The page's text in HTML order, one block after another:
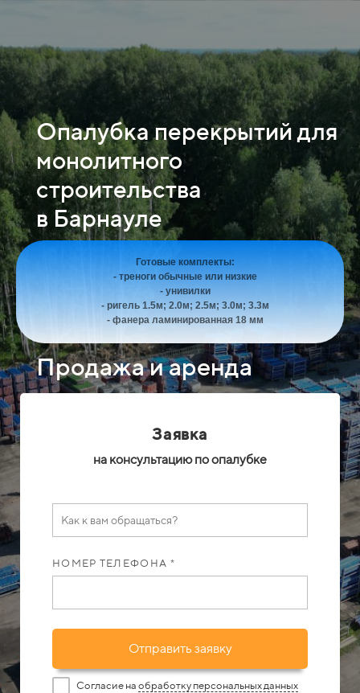
Опалубка перекрытий для
монолитного
строительства
в Барнауле
Готовые комплекты:
- треноги обычные или низкие
- унивилки
- ригель 1.5м; 2.0м; 2.5м; 3.0м; 3.3м
- фанера ламинированная 18 мм
Продажа и аренда
Заявка
на консультацию по опалубке
НОМЕР ТЕЛЕФОНА *
Отправить заявку
Согласие на обработку персональных данных